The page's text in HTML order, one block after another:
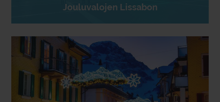
Jouluvalojen Lissabon